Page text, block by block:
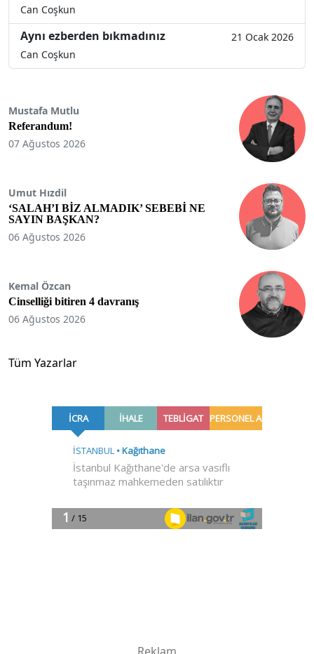
Can Coşkun
Aynı ezberden bıkmadınız
21 Ocak 2026
Can Coşkun
Mustafa Mutlu
Referandum!
07 Ağustos 2026
Umut Hızdil
‘SALAH’I BİZ ALMADIK’ SEBEBİ NE
SAYIN BAŞKAN?
06 Ağustos 2026
Kemal Özcan
Cinselliği bitiren 4 davranış
06 Ağustos 2026
Tüm Yazarlar